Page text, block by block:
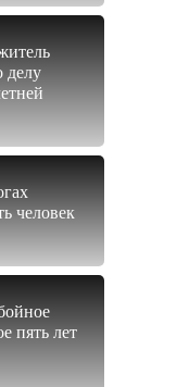
делу
человек
пять лет